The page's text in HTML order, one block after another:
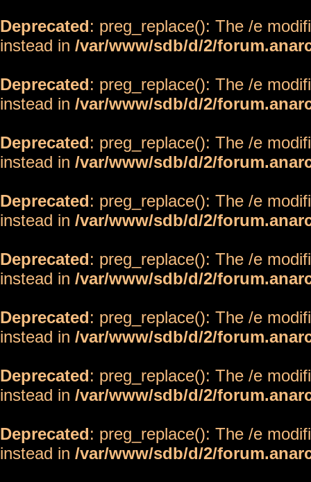
Deprecated: preg_replace(): The /e
instead in /var/www/sdb/d/2/
Deprecated: preg_replace(): The /e
instead in /var/www/sdb/d/2/
Deprecated: preg_replace(): The /e
instead in /var/www/sdb/d/2/
Deprecated: preg_replace(): The /e
instead in /var/www/sdb/d/2/
Deprecated: preg_replace(): The /e
instead in /var/www/sdb/d/2/
Deprecated: preg_replace(): The /e
instead in /var/www/sdb/d/2/
Deprecated: preg_replace(): The /e
instead in /var/www/sdb/d/2/
Deprecated: preg_replace(): The /e
instead in /var/www/sdb/d/2/